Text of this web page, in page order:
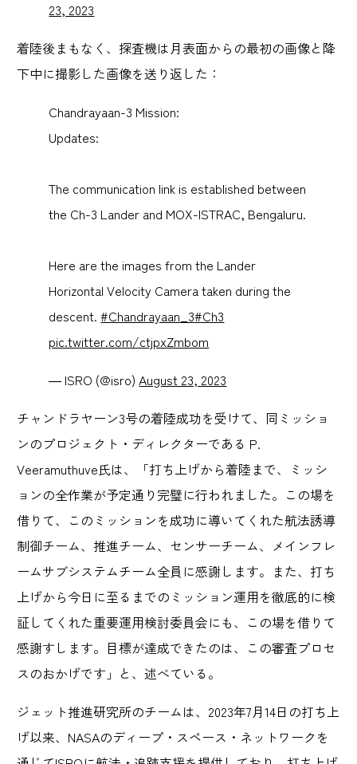
23, 2023
着陸後まもなく、探査機は月表面からの最初の画像と降
下中に撮影した画像を送り返した：
Chandrayaan-3 Mission:
Updates:
The communication link is established between
the Ch-3 Lander and MOX-ISTRAC, Bengaluru.
Here are the images from the Lander
Horizontal Velocity Camera taken during the
descent.#Chandrayaan_3#Ch3
pic.twitter.com/ctjpxZmbom
— ISRO (@isro)August 23, 2023
チャンドラヤーン3号の着陸成功を受けて、同ミッショ
ンのプロジェクト・ディレクターである P.
Veeramuthuve氏は、「打ち上げから着陸まで、ミッシ
ョンの全作業が予定通り完璧に行われました。この場を
借りて、このミッションを成功に導いてくれた航法誘導
制御チーム、推進チーム、センサーチーム、メインフレ
ームサブシステムチーム全員に感謝します。また、打ち
上げから今日に至るまでのミッション運用を徹底的に検
証してくれた重要運用検討委員会にも、この場を借りて
感謝すします。目標が達成できたのは、この審査プロセ
スのおかげです」と、述べている。
ジェット推進研究所のチームは、2023年7月14日の打ち上
げ以来、NASAのディープ・スペース・ネットワークを